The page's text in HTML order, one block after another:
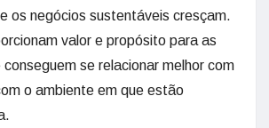
os negócios sustentáveis cresçam.
valor e propósito para as
se relacionar melhor com
o ambiente em que estão